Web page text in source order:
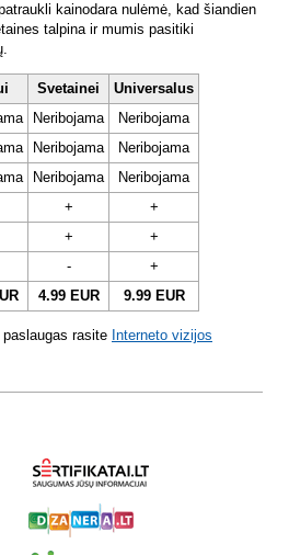
kainodara nulėmė, kad šiandien
talpina ir mumis pasitiki
Svetainei
Universalus
Neribojama
Neribojama
Neribojama
Neribojama
Neribojama
Neribojama
+
+
+
+
-
+
4.99 EUR 9.99 EUR
rasite Interneto vizijos